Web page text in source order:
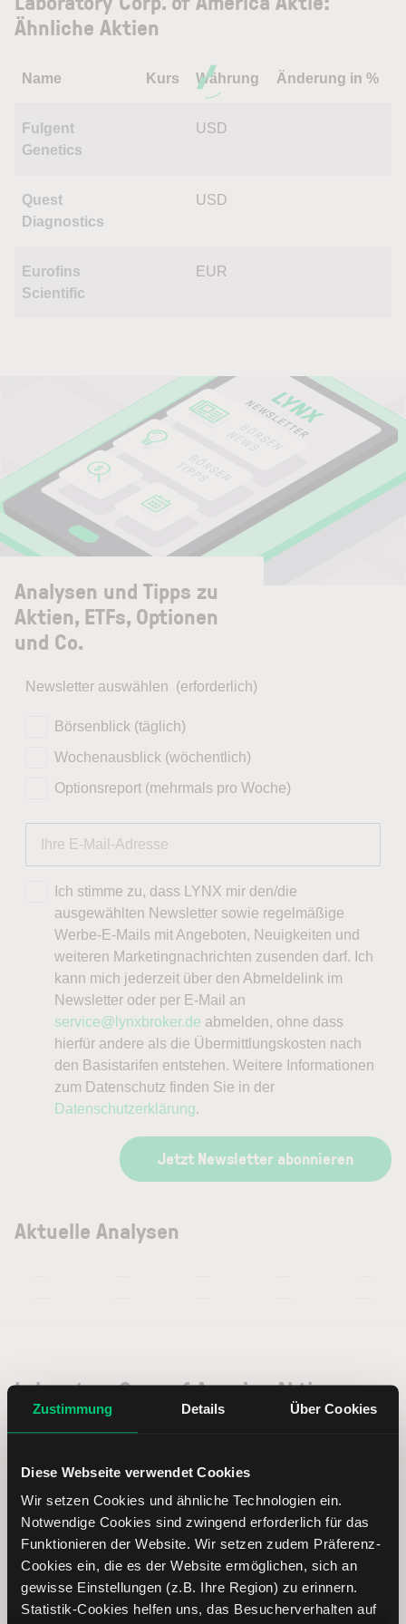
Zustimmung Details Über Cookies
Diese Webseite verwendet Cookies
Wir setzen Cookies und ähnliche Technologien ein.
Notwendige Cookies sind zwingend erforderlich für das
Funktionieren der Website. Wir setzen zudem Präferenz-
Cookies ein, die es der Website ermöglichen, sich an
gewisse Einstellungen (z.B. Ihre Region) zu erinnern.
Statistik-Cookies helfen uns, das Besucherverhalten auf
Ähnliche Aktien
Name Kurs Währung Änderung in %
Fulgent
Genetics
USD
Quest
Diagnostics
USD
Eurofins
Scientific
EUR
Analysen und Tipps zu
Aktien, ETFs, Optionen
und Co.
Newsletter auswählen (erforderlich)
Börsenblick (täglich)
Wochenausblick (wöchentlich)
Optionsreport (mehrmals pro Woche)
Ich stimme zu, dass LYNX mir den/die
ausgewählten Newsletter sowie regelmäßige
Werbe-E-Mails mit Angeboten, Neuigkeiten und
weiteren Marketingnachrichten zusenden darf. Ich
kann mich jederzeit über den Abmeldelink im
Newsletter oder per E-Mail an
service@lynxbroker.de abmelden, ohne dass
hierfür andere als die Übermittlungskosten nach
den Basistarifen entstehen. Weitere Informationen
zum Datenschutz finden Sie in der
Datenschutzerklärung.
Jetzt Newsletter abonnieren
Aktuelle Analysen
Laboratory Corp. of America Aktie:
Basisdaten
ISIN US50540R4092
Symbol LH
Typ Aktie